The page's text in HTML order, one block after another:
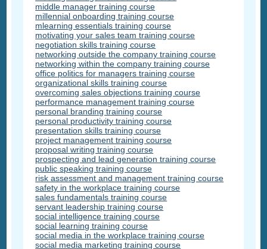
middle manager training course
millennial onboarding training course
mlearning essentials training course
motivating your sales team training course
negotiation skills training course
networking outside the company training course
networking within the company training course
office politics for managers training course
organizational skills training course
overcoming sales objections training course
performance management training course
personal branding training course
personal productivity training course
presentation skills training course
project management training course
proposal writing training course
prospecting and lead generation training course
public speaking training course
risk assessment and management training course
safety in the workplace training course
sales fundamentals training course
servant leadership training course
social intelligence training course
social learning training course
social media in the workplace training course
social media marketing training course